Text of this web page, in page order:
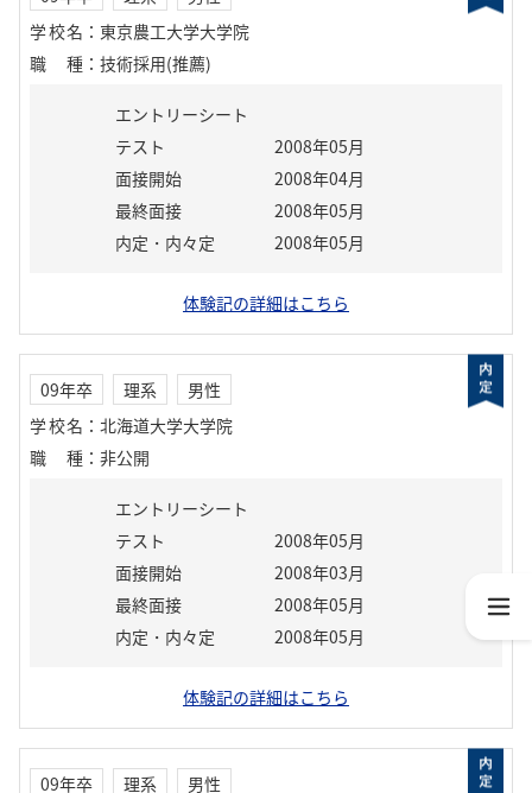
学校名 ： 東京農工大学大学院
職種 ： 技術採用(推薦)
エントリーシート
テスト
2008年05月
面接開始
2008年04月
最終面接
2008年05月
内定・内々定
2008年05月
体験記の詳細はこちら
09年卒 理系
男性
学校名 ： 北海道大学大学院
職種 ： 非公開
エントリーシート
テスト
2008年05月
面接開始
2008年03月
最終面接
2008年05月
内定・内々定
2008年05月
体験記の詳細はこちら
09年卒 理系 男性